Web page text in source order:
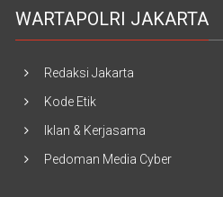
WARTAPOLRI JAKARTA
Redaksi Jakarta
Kode Etik
Iklan & Kerjasama
Pedoman Media Cyber